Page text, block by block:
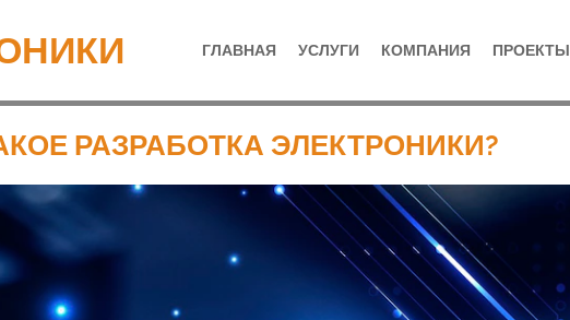
ГЛАВНАЯ УСЛУГИ КОМПАНИЯ ПРОЕКТЫ
РАЗРАБОТКА ЭЛЕКТРОНИКИ?